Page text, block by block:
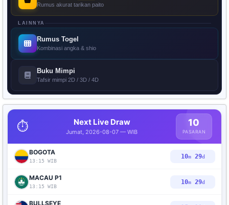
Rumus akurat tarikan paito
LAINNYA
Rumus Togel
Kombinasi angka & shio
Buku Mimpi
Tafsir mimpi 2D / 3D / 4D
⏱️ Next Live Draw
Jumat, 2026-08-07 — WIB
10
PASARAN
BOGOTA
13:15 WIB
10m28d
MACAU P1
13:15 WIB
10m28d
BULLSEYE